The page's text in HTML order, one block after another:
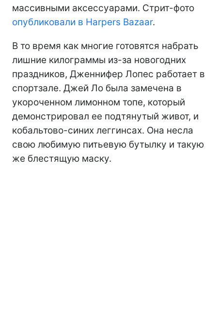
массивными аксессуарами. Стрит-фото
опубликовали в Harpers Bazaar.
В то время как многие готовятся набрать
лишние килограммы из-за новогодних
праздников, Дженнифер Лопес работает в
спортзале. Джей Ло была замечена в
укороченном лимонном топе, который
демонстрировал ее подтянутый живот, и
кобальтово-синих леггинсах. Она несла
свою любимую питьевую бутылку и такую
же блестящую маску.